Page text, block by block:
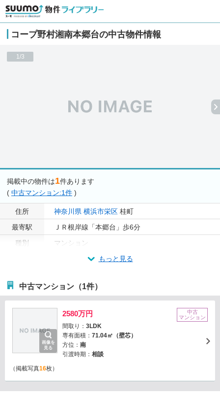
コープ野村湘南本郷台の中古物件情報
1/3
掲載中の物件は1件あります
( 中古マンション:1件 )
住所 神奈川県 横浜市栄区 桂町
最寄駅
ＪＲ根岸線「本郷台」歩6分
種別
マンション
もっと見る
中古マンション（1件）
画像を
見る
2580万円
間取り： 3LDK
専有面積： 71.04㎡（壁芯）
方位： 南
引渡時期： 相談
中古
マンション
（掲載写真16枚）